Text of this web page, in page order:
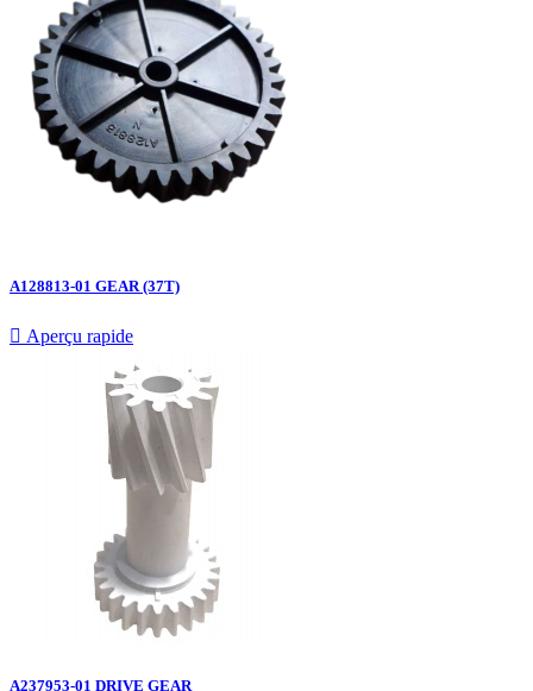
A128813-01 GEAR (37T)
 Aperçu rapide
A237953-01 DRIVE GEAR